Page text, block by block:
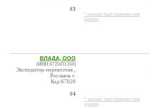
#3
* контакт был изменен или
удален
ВЛАДА, ООО
(ИНН:6725031350)
Экспедитор-перевозчик ,
Рославль г.
Код:67020
#4
* контакт был изменен или
удален